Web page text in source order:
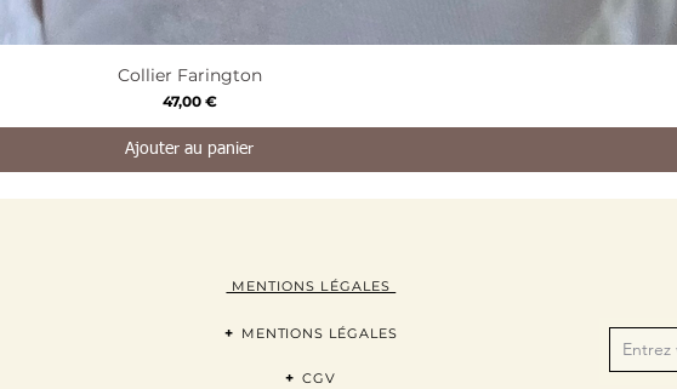
Aperçu rapide
Collier Farington
Prix
47,00 €
Ajouter au panier
MENTIONS LÉGALES
+ MENTIONS LÉGALES
+ CGV